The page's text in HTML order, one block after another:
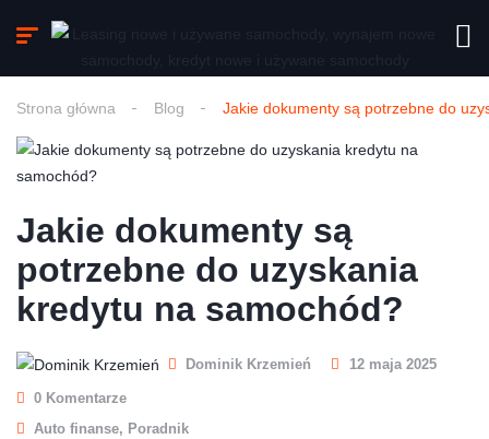
Strona główna Blog Jakie dokumenty są potrzebne do
Jakie dokumenty są
potrzebne do uzyskania
kredytu na samochód?
Dominik Krzemień 12 maja 2025
0 Komentarze
Auto finanse, Poradnik